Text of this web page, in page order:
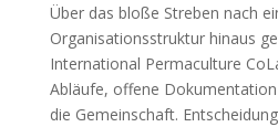
Über das bloße Streben nach
Organisationsstruktur hinaus
International Permaculture
Abläufe, offene
die Gemeinschaft.